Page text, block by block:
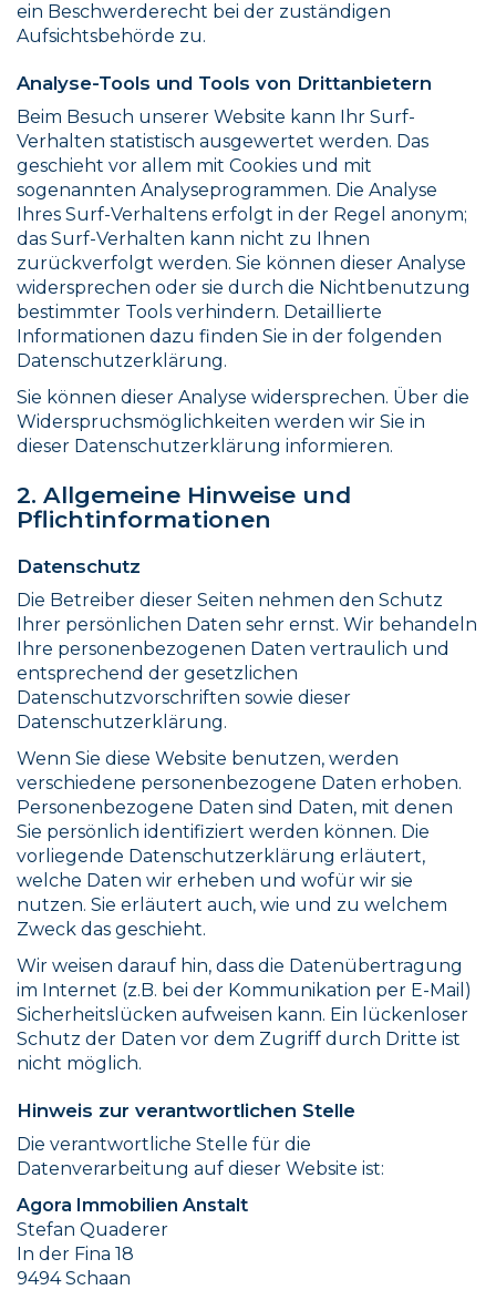
ein Beschwerderecht bei der zuständigen
Aufsichtsbehörde zu.
Analyse-Tools und Tools von Drittanbietern
Beim Besuch unserer Website kann Ihr Surf-
Verhalten statistisch ausgewertet werden. Das
geschieht vor allem mit Cookies und mit
sogenannten Analyseprogrammen. Die Analyse
Ihres Surf-Verhaltens erfolgt in der Regel anonym;
das Surf-Verhalten kann nicht zu Ihnen
zurückverfolgt werden. Sie können dieser Analyse
widersprechen oder sie durch die Nichtbenutzung
bestimmter Tools verhindern. Detaillierte
Informationen dazu finden Sie in der folgenden
Datenschutzerklärung.
Sie können dieser Analyse widersprechen. Über die
Widerspruchsmöglichkeiten werden wir Sie in
dieser Datenschutzerklärung informieren.
2. Allgemeine Hinweise und
Pflichtinformationen
Datenschutz
Die Betreiber dieser Seiten nehmen den Schutz
Ihrer persönlichen Daten sehr ernst. Wir behandeln
Ihre personenbezogenen Daten vertraulich und
entsprechend der gesetzlichen
Datenschutzvorschriften sowie dieser
Datenschutzerklärung.
Wenn Sie diese Website benutzen, werden
verschiedene personenbezogene Daten erhoben.
Personenbezogene Daten sind Daten, mit denen
Sie persönlich identifiziert werden können. Die
vorliegende Datenschutzerklärung erläutert,
welche Daten wir erheben und wofür wir sie
nutzen. Sie erläutert auch, wie und zu welchem
Zweck das geschieht.
Wir weisen darauf hin, dass die Datenübertragung
im Internet (z.B. bei der Kommunikation per E-Mail)
Sicherheitslücken aufweisen kann. Ein lückenloser
Schutz der Daten vor dem Zugriff durch Dritte ist
nicht möglich.
Hinweis zur verantwortlichen Stelle
Die verantwortliche Stelle für die
Datenverarbeitung auf dieser Website ist:
Agora Immobilien Anstalt
Stefan Quaderer
In der Fina 18
9494 Schaan